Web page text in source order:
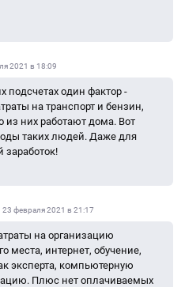
2021 в 18:09
подсчетах один фактор -
на транспорт и бензин,
из них работают дома. Вот
таких людей. Даже для
23 февраля 2021 в 21:17
на организацию
места, интернет, обучение,
эксперта, компьютерную
Плюс нет оплачиваемых